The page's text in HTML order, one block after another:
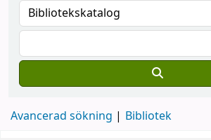
Avancerad sökning Bibliotek